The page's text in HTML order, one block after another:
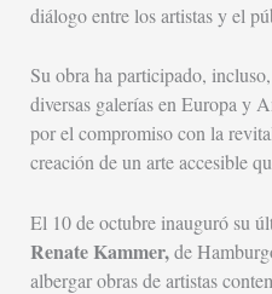
diálogo entre los artistas y el
Su obra ha participado,
diversas galerías en Europa y
por el compromiso con la
creación de un arte accesible
El 10 de octubre inauguró su
Renate Kammer,de
albergar obras de artistas